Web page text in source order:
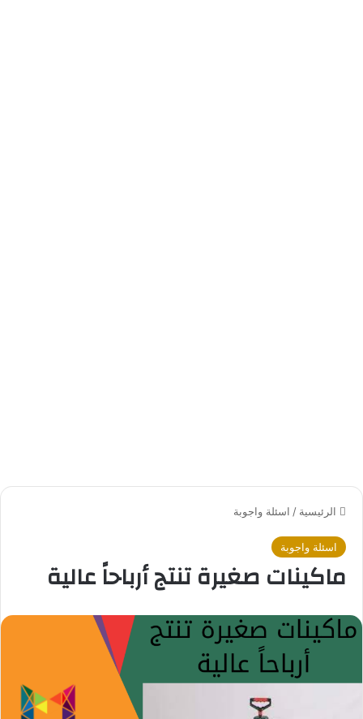
الرئيسية / اسئلة واجوبة
اسئلة واجوبة
ماكينات صغيرة تنتج أرباحاً عالية